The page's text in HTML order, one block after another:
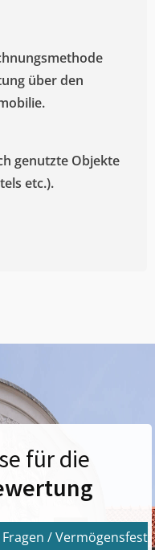
über den
genutzte Objekte
etc.).
für die
/